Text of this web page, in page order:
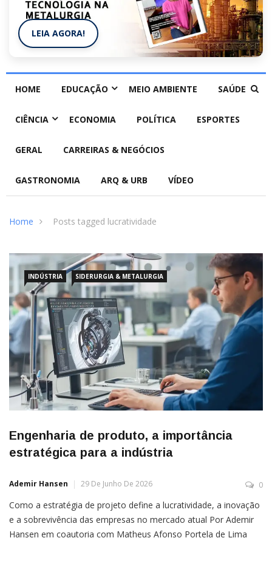
LEIA AGORA!
HOME EDUCAÇÃO MEIO AMBIENTE SAÚDE
CIÊNCIA ECONOMIA POLÍTICA ESPORTES
GERAL CARREIRAS & NEGÓCIOS
GASTRONOMIA ARQ & URB VÍDEO
Home Posts tagged lucratividade
INDÚSTRIA SIDERURGIA & METALURGIA
Engenharia de produto, a importância
estratégica para a indústria
Ademir Hansen 29 De Junho De 2026 0
Como a estratégia de projeto define a lucratividade, a inovação
e a sobrevivência das empresas no mercado atual Por Ademir
Hansen em coautoria com Matheus Afonso Portela de Lima